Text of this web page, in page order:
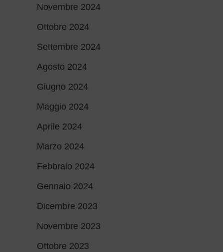
Novembre 2024
Ottobre 2024
Settembre 2024
Agosto 2024
Giugno 2024
Maggio 2024
Aprile 2024
Marzo 2024
Febbraio 2024
Gennaio 2024
Dicembre 2023
Novembre 2023
Ottobre 2023